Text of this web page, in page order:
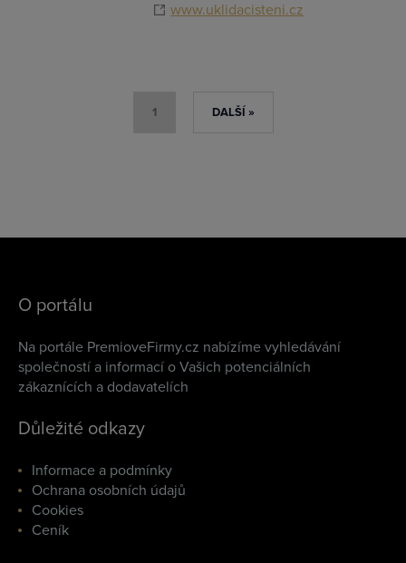
www.uklidacisteni.cz
1 DALŠÍ »
O portálu
Na portále PremioveFirmy.cz nabízíme vyhledávání
společností a informací o Vašich potenciálních
zákaznících a dodavatelích
Důležité odkazy
Informace a podmínky
Ochrana osobních údajů
Cookies
Ceník